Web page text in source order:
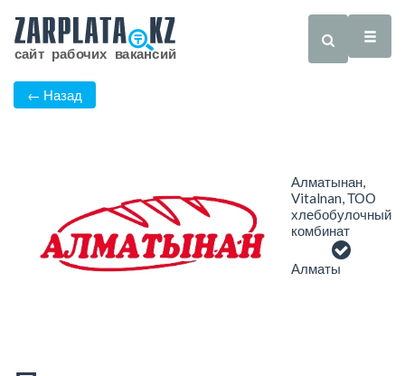
← Назад
Алматынан,
Vitalnan, ТОО
хлебобулочный
комбинат
Алматы